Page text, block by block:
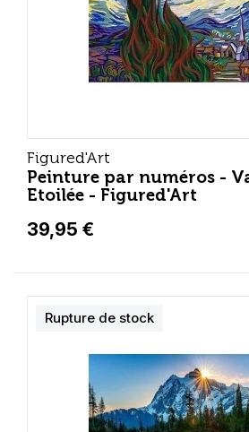
Figured'Art
Peinture par numéros -
Etoilée - Figured'Art
39,95 €
Rupture de stock